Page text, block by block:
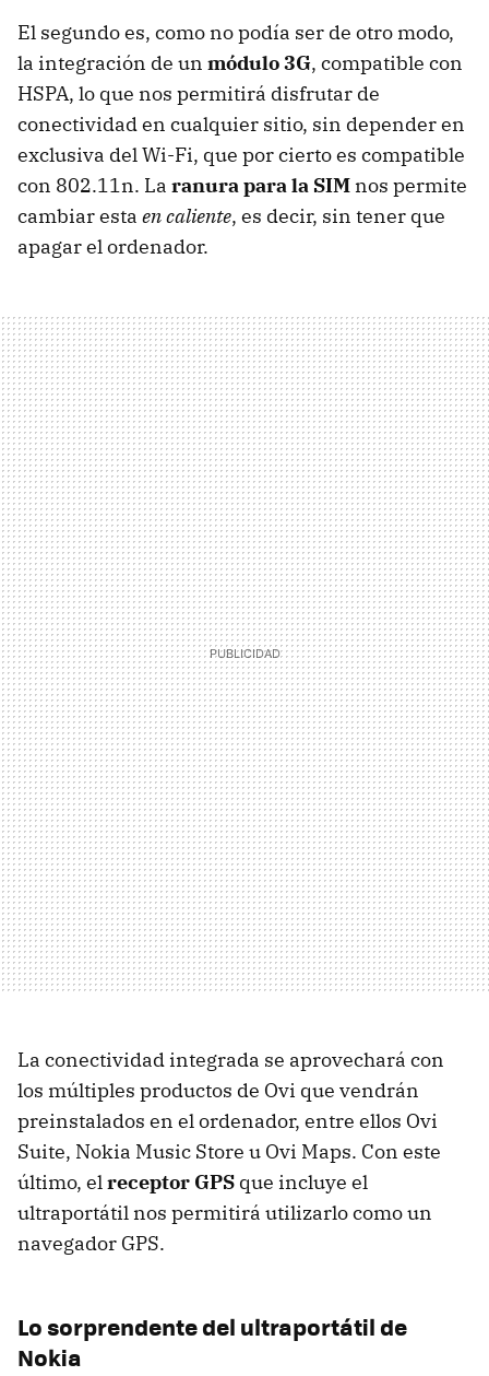
El segundo es, como no podía ser de otro modo,
la integración de un módulo 3G, compatible con
HSPA, lo que nos permitirá disfrutar de
conectividad en cualquier sitio, sin depender en
exclusiva del Wi-Fi, que por cierto es compatible
con 802.11n. La ranura para la SIM nos permite
cambiar esta en caliente, es decir, sin tener que
apagar el ordenador.
La conectividad integrada se aprovechará con
los múltiples productos de Ovi que vendrán
preinstalados en el ordenador, entre ellos Ovi
Suite, Nokia Music Store u Ovi Maps. Con este
último, elreceptor GPS que incluye el
ultraportátil nos permitirá utilizarlo como un
navegador GPS.
Lo sorprendente del ultraportátil de
Nokia